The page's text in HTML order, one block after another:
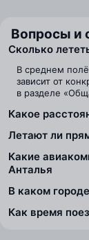
Вопросы и
Сколько
В среднем
зависит от
в разделе
Какое
Летают ли
Какие
Анталья
В каком
Как время